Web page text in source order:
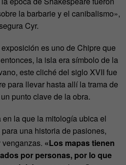
la barbarie y el canibalismo»,
Cyr.
es uno de Chipre que
la isla era símbolo de la
este cliché del siglo XVII fue
para llevar hasta allí la trama de
punto clave de la obra.
la que la mitología ubica el
una historia de pasiones,
«Los mapas tienen
por personas, por lo que